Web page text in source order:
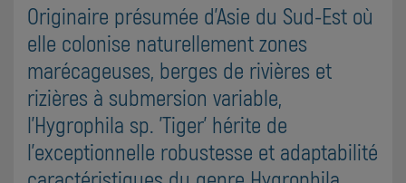
Originaire présumée d'Asie du Sud-Est où
elle colonise naturellement zones
marécageuses, berges de rivières et
rizières à submersion variable,
l'Hygrophila sp. 'Tiger' hérite de
l'exceptionnelle robustesse et adaptabilité